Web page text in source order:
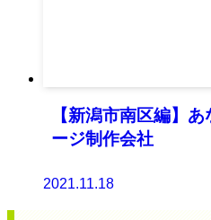
【新潟市南区編】
ージ制作会社
2021.11.18